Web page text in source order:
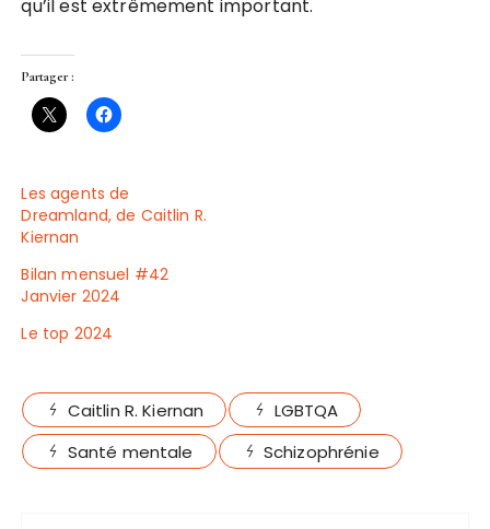
qu’il est extrêmement important.
Partager :
Les agents de
Dreamland, de Caitlin R.
Kiernan
Bilan mensuel #42
Janvier 2024
Le top 2024
Caitlin R. Kiernan
LGBTQA
Santé mentale
Schizophrénie